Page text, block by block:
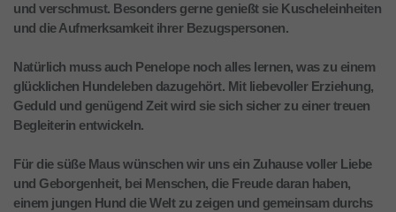
und verschmust. Besonders gerne genießt sie Kuscheleinheiten
und die Aufmerksamkeit ihrer Bezugspersonen.
Natürlich muss auch Penelope noch alles lernen, was zu einem
glücklichen Hundeleben dazugehört. Mit liebevoller Erziehung,
Geduld und genügend Zeit wird sie sich sicher zu einer treuen
Begleiterin entwickeln.
Für die süße Maus wünschen wir uns ein Zuhause voller Liebe
und Geborgenheit, bei Menschen, die Freude daran haben,
einem jungen Hund die Welt zu zeigen und gemeinsam durchs